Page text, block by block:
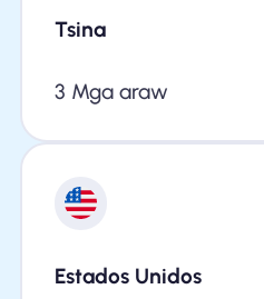
Tsina
3 Mga araw
Estados Unidos